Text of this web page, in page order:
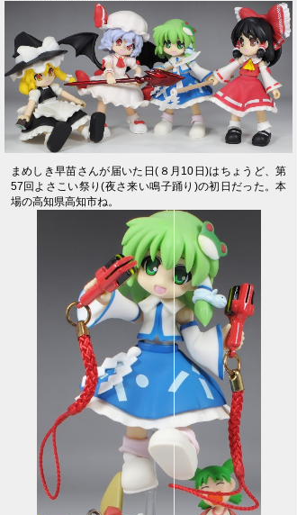
まめしき早苗さんが届いた日(８月10日)はちょうど、第
57回よさこい祭り(夜さ来い鳴子踊り)の初日だった。本
場の高知県高知市ね。